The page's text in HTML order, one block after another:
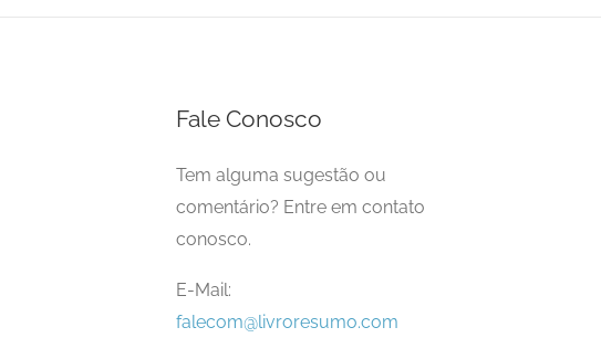
Fale Conosco
Tem alguma sugestão ou
comentário? Entre em contato
conosco.
E-Mail:
falecom@livroresumo.com